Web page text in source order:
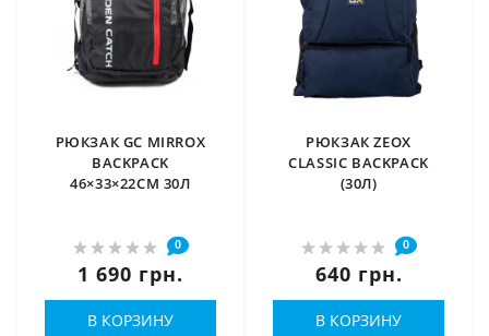
РЮКЗАК GC MIRROX
BACKPACK
46×33×22СМ 30Л
0
1 690 грн.
В КОРЗИНУ
РЮКЗАК ZEOX
CLASSIC BACKPACK
(30Л)
0
640 грн.
В КОРЗИНУ